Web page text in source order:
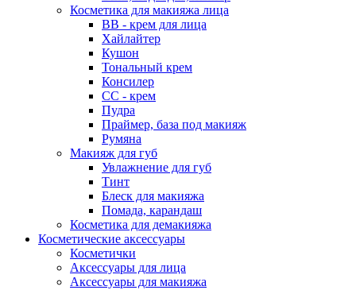
Косметика для макияжа лица
ВВ - крем для лица
Хайлайтер
Кушон
Тональный крем
Консилер
СС - крем
Пудра
Праймер, база под макияж
Румяна
Макияж для губ
Увлажнение для губ
Тинт
Блеск для макияжа
Помада, карандаш
Косметика для демакияжа
Косметические аксессуары
Косметички
Аксессуары для лица
Аксессуары для макияжа